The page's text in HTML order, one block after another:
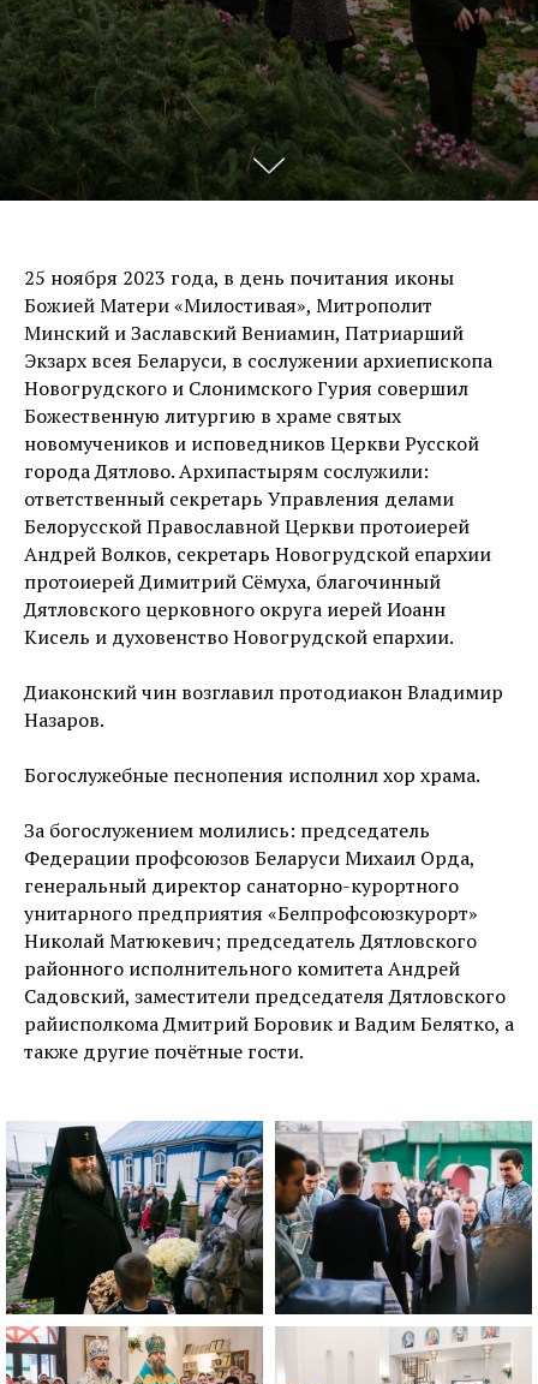
25 ноября 2023 года, в день почитания иконы
Божией Матери «Милостивая», Митрополит
Минский и Заславский Вениамин, Патриарший
Экзарх всея Беларуси, в сослужении архиепископа
Новогрудского и Слонимского Гурия совершил
Божественную литургию в храме святых
новомучеников и исповедников Церкви Русской
города Дятлово. Архипастырям сослужили:
ответственный секретарь Управления делами
Белорусской Православной Церкви протоиерей
Андрей Волков, секретарь Новогрудской епархии
протоиерей Димитрий Сёмуха, благочинный
Дятловского церковного округа иерей Иоанн
Кисель и духовенство Новогрудской епархии.
Диаконский чин возглавил протодиакон Владимир
Назаров.
Богослужебные песнопения исполнил хор храма.
За богослужением молились: председатель
Федерации профсоюзов Беларуси Михаил Орда,
генеральный директор санаторно-курортного
унитарного предприятия «Белпрофсоюзкурорт»
Николай Матюкевич; председатель Дятловского
районного исполнительного комитета Андрей
Садовский, заместители председателя Дятловского
райисполкома Дмитрий Боровик и Вадим Белятко, а
также другие почётные гости.